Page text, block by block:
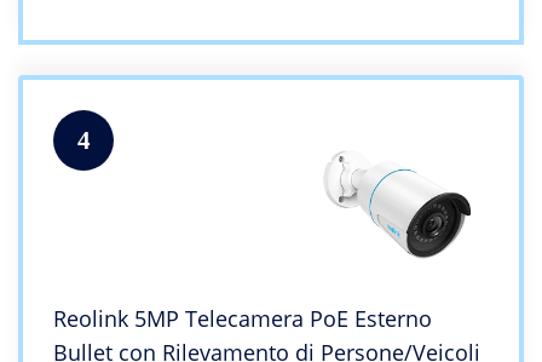
4
Reolink 5MP Telecamera PoE Esterno
Bullet con Rilevamento di Persone/Veicoli